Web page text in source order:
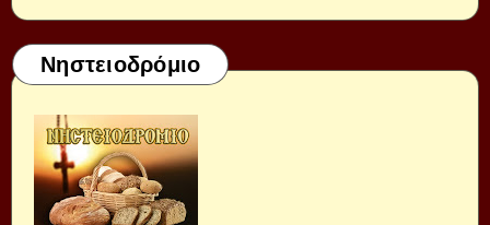
Νηστειοδρόμιο